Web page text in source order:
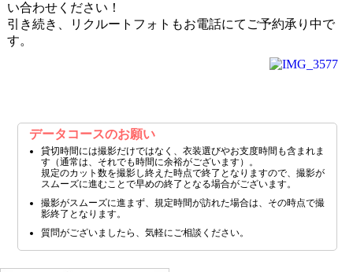
い合わせください！
引き続き、リクルートフォトもお電話にてご予約承り中で
す。
データコースのお願い
貸切時間には撮影だけではなく、衣装選びやお支度時間も含まれま
す（通常は、それでも時間に余裕がございます）。
規定のカット数を撮影し終えた時点で終了となりますので、撮影が
スムーズに進むことで早めの終了となる場合がございます。
撮影がスムーズに進まず、規定時間が訪れた場合は、その時点で撮
影終了となります。
質問がございましたら、気軽にご相談ください。